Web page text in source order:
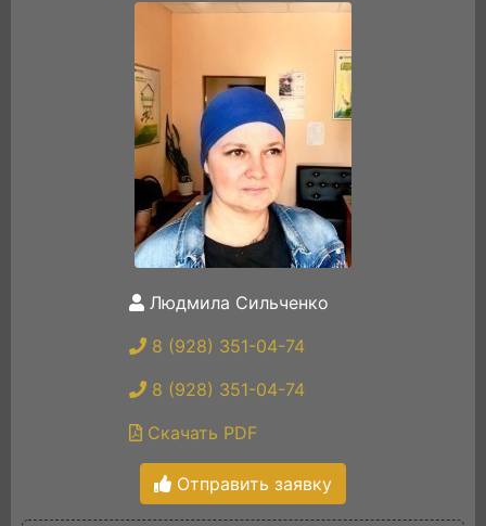
Людмила Сильченко
8 (928) 351-04-74
8 (928) 351-04-74
Скачать PDF
Отправить заявку